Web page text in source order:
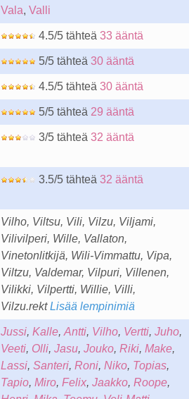
Vala, Valli
4.5/5 tähteä 33 ääntä
5/5 tähteä 30 ääntä
4.5/5 tähteä 30 ääntä
5/5 tähteä 29 ääntä
3/5 tähteä 32 ääntä
3.5/5 tähteä 32 ääntä
Vilho, Viltsu, Vili, Vilzu, Viljami,
Vilivilperi, Wille, Vallaton,
Vinetonlitkijä, Wili-Vimmattu, Vipa,
Viltzu, Valdemar, Vilpuri, Villenen,
Vilikki, Vilpertti, Willie, Villi,
Vilzu.rektLisää lempinimiä
Jussi, Kalle, Antti, Vilho, Vertti, Juho,
Veeti, Olli, Jasu, Jouko, Riki, Make,
Lassi, Santeri, Roni, Niko, Topias,
Tapio, Miro, Felix, Jaakko, Roope,